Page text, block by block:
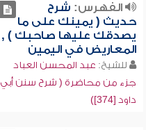
الفهرس: شرح
حديث ( يمينك على ما
يصدقك عليها صاحبك ) ,
المعاريض في اليمين
للشيخ: عبد المحسن العباد
جزء من محاضرة ( شرح سنن أبي
داود [374])